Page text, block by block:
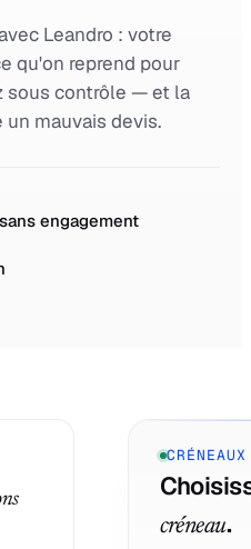
Leandro : votre
qu'on reprend pour
sous contrôle — et la
mauvais devis.
engagement
créneau.